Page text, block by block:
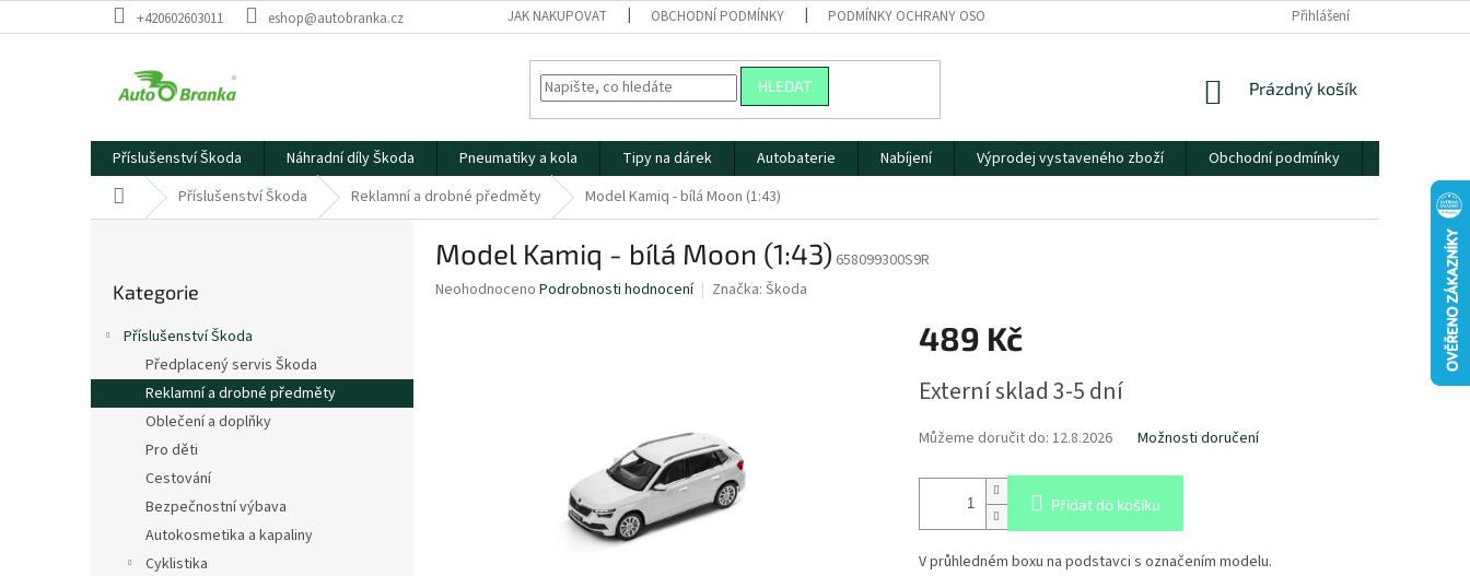
na
+420602603011 eshop@autobranka.cz JAK NAKUPOVAT OBCHODNÍ PODMÍNKY PODMÍNKY OCHRANY OSOBNÍCH ÚDAJŮ Přihlášení
HLEDAT
NÁKUPNÍ
Prázdný košík
Příslušenství Škoda Náhradní díly Škoda Pneumatiky a kola Tipy na dárek Autobaterie Nabíjení Výprodej vystaveného zboží Obchodní podmínky
Domů Příslušenství Škoda Reklamní a drobné předměty Model Kamiq - bílá Moon (1:43)
n
kategorie
Kategorie
Příslušenství Škoda
Předplacený servis Škoda
Reklamní a drobné předměty
Oblečení a doplňky
Pro děti
Cestování
Bezpečnostní výbava
Autokosmetika a kapaliny
Cyklistika
Model Kamiq - bílá Moon (1:43) 658099300S9R
Průměrné
Neohodnoceno Podrobnosti hodnocení Značka: Škoda
489 Kč
cena:
Externí sklad 3-5 dní
Můžeme doručit do: 12.8.2026 Možnosti doručení
Přidat do košíku
V průhledném boxu na podstavci s označením modelu.